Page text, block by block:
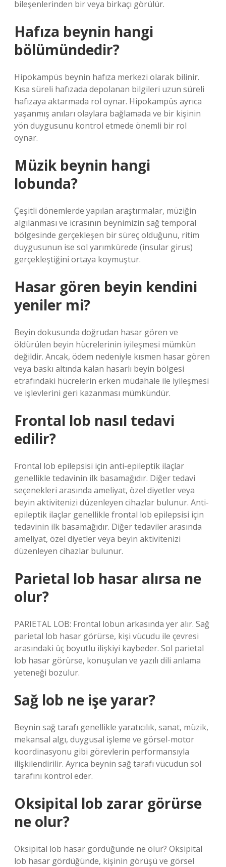
bileşenlerinden bir veya birkaçı görülür.
Hafıza beynin hangi
bölümündedir?
Hipokampüs beynin hafıza merkezi olarak bilinir.
Kısa süreli hafızada depolanan bilgileri uzun süreli
hafızaya aktarmada rol oynar. Hipokampüs ayrıca
yaşanmış anıları olaylara bağlamada ve bir kişinin
yön duygusunu kontrol etmede önemli bir rol
oynar.
Müzik beynin hangi
lobunda?
Çeşitli dönemlerde yapılan araştırmalar, müziğin
algılanması ve icrasının beynimizin sağ temporal
bölgesinde gerçekleşen bir süreç olduğunu, ritim
duygusunun ise sol yarımkürede (insular girus)
gerçekleştiğini ortaya koymuştur.
Hasar gören beyin kendini
yeniler mi?
Beyin dokusunda doğrudan hasar gören ve
öldürülen beyin hücrelerinin iyileşmesi mümkün
değildir. Ancak, ödem nedeniyle kısmen hasar gören
veya baskı altında kalan hasarlı beyin bölgesi
etrafındaki hücrelerin erken müdahale ile iyileşmesi
ve işlevlerini geri kazanması mümkündür.
Frontal lob nasıl tedavi
edilir?
Frontal lob epilepsisi için anti-epileptik ilaçlar
genellikle tedavinin ilk basamağıdır. Diğer tedavi
seçenekleri arasında ameliyat, özel diyetler veya
beyin aktivitenizi düzenleyen cihazlar bulunur. Anti-
epileptik ilaçlar genellikle frontal lob epilepsisi için
tedavinin ilk basamağıdır. Diğer tedaviler arasında
ameliyat, özel diyetler veya beyin aktivitenizi
düzenleyen cihazlar bulunur.
Parietal lob hasar alırsa ne
olur?
PARIETAL LOB: Frontal lobun arkasında yer alır. Sağ
parietal lob hasar görürse, kişi vücudu ile çevresi
arasındaki üç boyutlu ilişkiyi kaybeder. Sol parietal
lob hasar görürse, konuşulan ve yazılı dili anlama
yeteneği bozulur.
Sağ lob ne işe yarar?
Beynin sağ tarafı genellikle yaratıcılık, sanat, müzik,
mekansal algı, duygusal işleme ve görsel-motor
koordinasyonu gibi görevlerin performansıyla
ilişkilendirilir. Ayrıca beynin sağ tarafı vücudun sol
tarafını kontrol eder.
Oksipital lob zarar görürse
ne olur?
Oksipital lob hasar gördüğünde ne olur? Oksipital
lob hasar gördüğünde, kişinin görüşü ve görsel